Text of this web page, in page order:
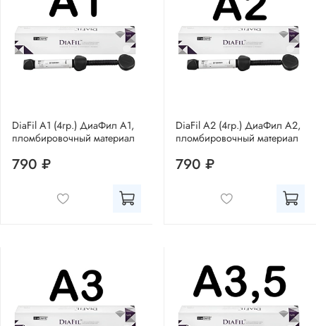
DiaFil A1 (4гр.) ДиаФил А1,
пломбировочный материал
790 ₽
DiaFil A2 (4гр.) ДиаФил А2,
пломбировочный материал
790 ₽